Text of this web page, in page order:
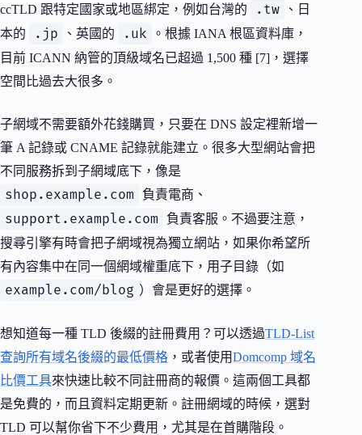
ccTLD 跟特定國家或地區綁定，例如台灣的
.tw
、日
本的
.jp 、英國的 .uk
。根據 IANA 根區資料庫，
目前 ICANN 納管的頂級域名已超過 1,500 種 [7]，選擇
空間比過去大很多。
子網域不需要額外花錢購買，只要在 DNS 設定裡新增一
筆 A 記錄或 CNAME 記錄就能建立。很多大型網站會把
不同服務拆到子網域底下，像是
shop.example.com 負責電商、
support.example.com
負責客服。不過要注意，
搜尋引擎有時會把子網域視為獨立網站，如果你希望所
有內容集中在同一個網域權重底下，用子目錄（如
example.com/blog ）會是更好的選擇。
想知道每一種 TLD 後綴的註冊費用？可以透過TLD-List
查詢所有域名後綴的最低價格 ，或者使用Domcomp 域名
比價工具來快速比較不同註冊商的報價。這兩個工具都
是免費的，而且資料定期更新。註冊網域的時候，選對
TLD 可以幫你省下不少費用，尤其是在首購階段。